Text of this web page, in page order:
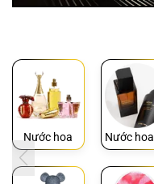
Nước hoa
Nước hoa